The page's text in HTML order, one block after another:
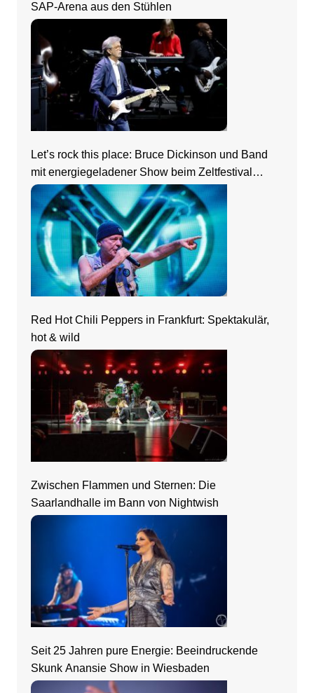
SAP-Arena aus den Stühlen
Let’s rock this place: Bruce Dickinson und Band
mit energiegeladener Show beim Zeltfestival
Rhein-Neckar
Red Hot Chili Peppers in Frankfurt: Spektakulär,
hot & wild
Zwischen Flammen und Sternen: Die
Saarlandhalle im Bann von Nightwish
Seit 25 Jahren pure Energie: Beeindruckende
Skunk Anansie Show in Wiesbaden